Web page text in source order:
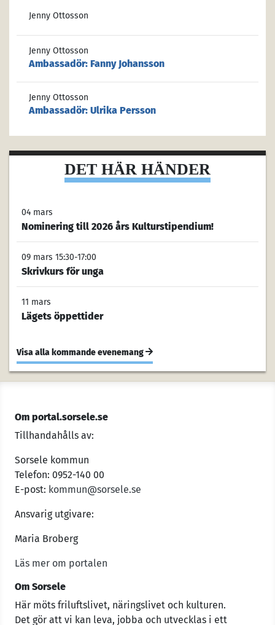
Jenny Ottosson
Jenny Ottosson
Ambassadör: Fanny Johansson
Jenny Ottosson
Ambassadör: Ulrika Persson
DET HÄR HÄNDER
04 mars
Nominering till 2026 års Kulturstipendium!
09 mars 15:30-17:00
Skrivkurs för unga
11 mars
Lägets öppettider
Visa alla kommande evenemang
Om portal.sorsele.se
Tillhandahålls av:
Sorsele kommun
Telefon: 0952-140 00
E-post: kommun@sorsele.se
Ansvarig utgivare:
Maria Broberg
Läs mer om portalen
Om Sorsele
Här möts friluftslivet, näringslivet och kulturen.
Det gör att vi kan leva, jobba och utvecklas i ett